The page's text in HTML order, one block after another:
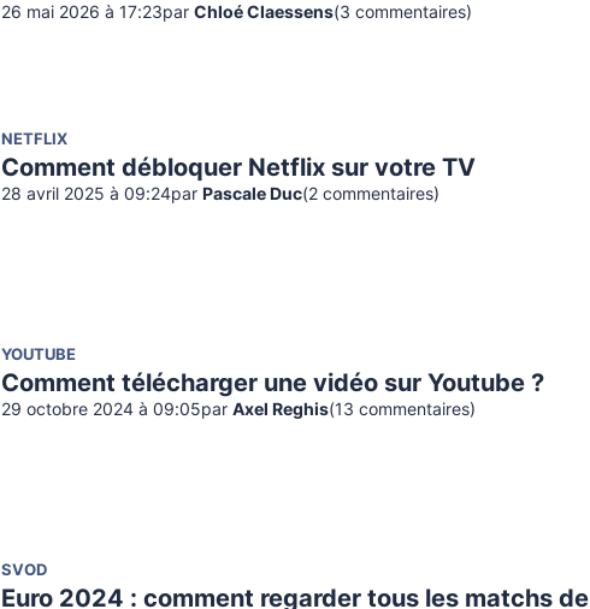
26 mai 2026 à 17:23par Chloé Claessens(3 commentaires)
NETFLIX
Comment débloquer Netflix sur votre TV
28 avril 2025 à 09:24par Pascale Duc(2 commentaires)
YOUTUBE
Comment télécharger une vidéo sur Youtube ?
29 octobre 2024 à 09:05par Axel Reghis(13 commentaires)
SVOD
Euro 2024 : comment regarder tous les matchs de